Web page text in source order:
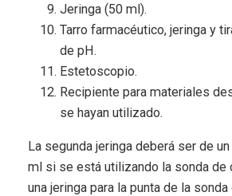
Jeringa (50 ml).
Tarro farmacéutico, jeringa y
de pH.
Estetoscopio.
Recipiente para materiales
se hayan utilizado.
La segunda jeringa deberá ser de
ml si se está utilizando la sonda de
una jeringa para la punta de la